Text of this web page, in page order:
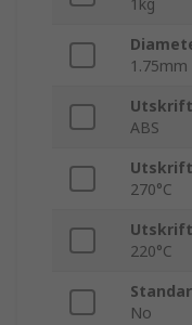
1kg
1.75mm
ABS
270°C
220°C
No